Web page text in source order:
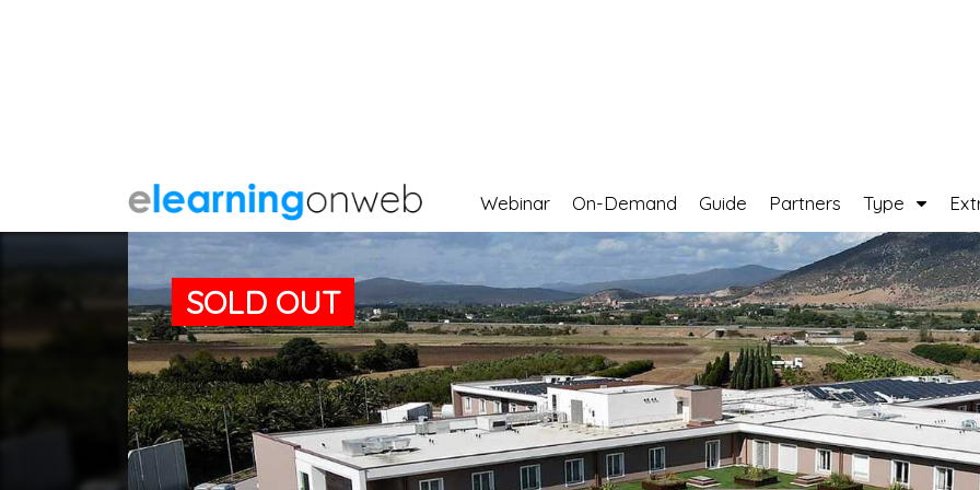
Webinar On-Demand Guide Partners Type
SOLD OUT